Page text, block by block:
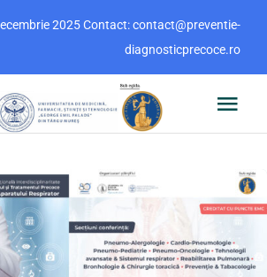
2025 Contact: contact@preventie-
diagnosticprecoce.ro